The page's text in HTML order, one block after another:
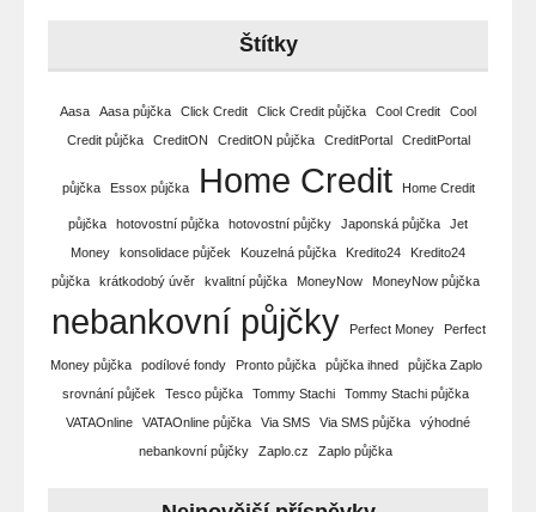
Štítky
Aasa Aasa půjčka Click Credit Click Credit půjčka Cool Credit
Cool
Credit půjčka
CreditON CreditON půjčka CreditPortal CreditPortal
půjčka Essox půjčka Home Credit Home Credit
půjčka hotovostní půjčka hotovostní půjčky Japonská půjčka
Jet
Money
konsolidace půjček Kouzelná půjčka Kredito24
Kredito24
půjčka
krátkodobý úvěr kvalitní půjčka MoneyNow MoneyNow půjčka
nebankovní půjčky Perfect Money Perfect
Money půjčka podílové fondy Pronto půjčka půjčka ihned
půjčka Zaplo
srovnání půjček
Tesco půjčka Tommy Stachi
Tommy Stachi půjčka
VATAOnline
VATAOnline půjčka Via SMS Via SMS půjčka
výhodné
nebankovní půjčky
Zaplo.cz Zaplo půjčka